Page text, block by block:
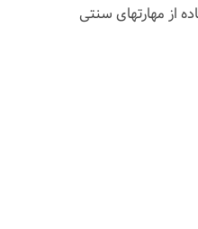
از مهارتهای سنتی